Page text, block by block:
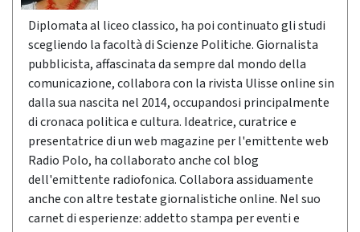
Diplomata al liceo classico, ha poi continuato gli studi
scegliendo la facoltà di Scienze Politiche. Giornalista
pubblicista, affascinata da sempre dal mondo della
comunicazione, collabora con la rivista Ulisse online sin
dalla sua nascita nel 2014, occupandosi principalmente
di cronaca politica e cultura. Ideatrice, curatrice e
presentatrice di un web magazine per l'emittente web
Radio Polo, ha collaborato anche col blog
dell'emittente radiofonica. Collabora assiduamente
anche con altre testate giornalistiche online. Nel suo
carnet di esperienze: addetto stampa per eventi e